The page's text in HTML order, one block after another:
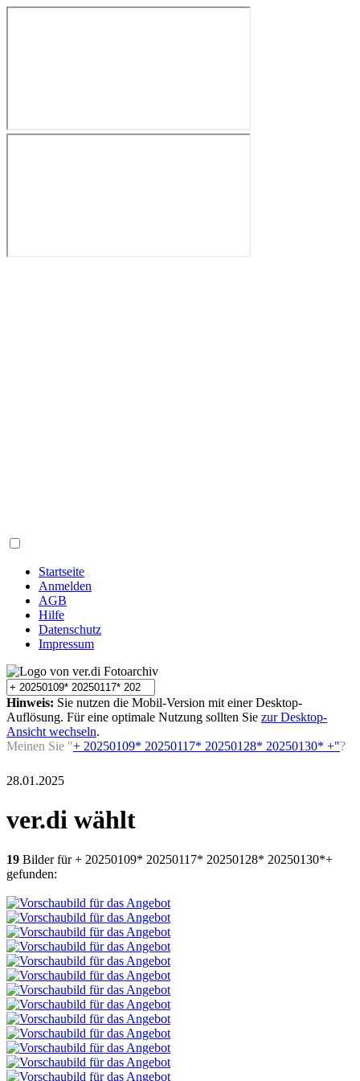
Startseite
Anmelden
AGB
Hilfe
Datenschutz
Impressum
Hinweis: Sie nutzen die Mobil-Version mit einer Desktop-
Auflösung. Für eine optimale Nutzung sollten Sie zur Desktop-
Ansicht wechseln.
Meinen Sie "+ 20250109* 20250117* 20250128* 20250130* +"?
28.01.2025
ver.di wählt
19 Bilder für + 20250109* 20250117* 20250128* 20250130*+
gefunden: